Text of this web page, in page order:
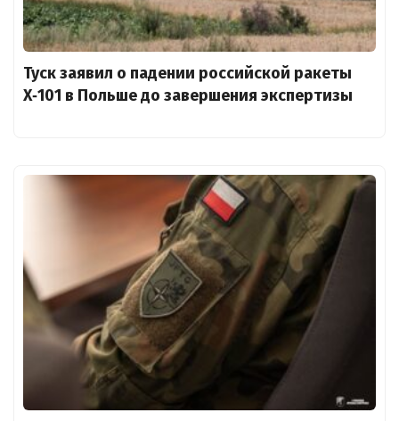
Туск заявил о падении российской ракеты
X‑101 в Польше до завершения экспертизы